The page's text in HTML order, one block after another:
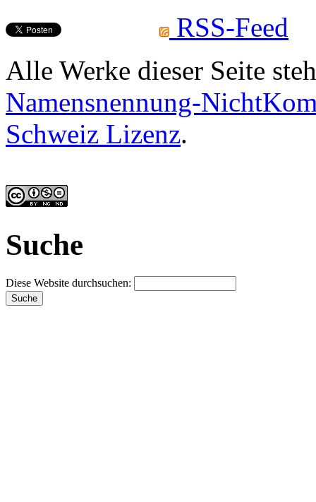
RSS-Feed
Alle Werke dieser Seite
Namensnennung-
Schweiz Lizenz.
Suche
Diese Website durchsuchen: